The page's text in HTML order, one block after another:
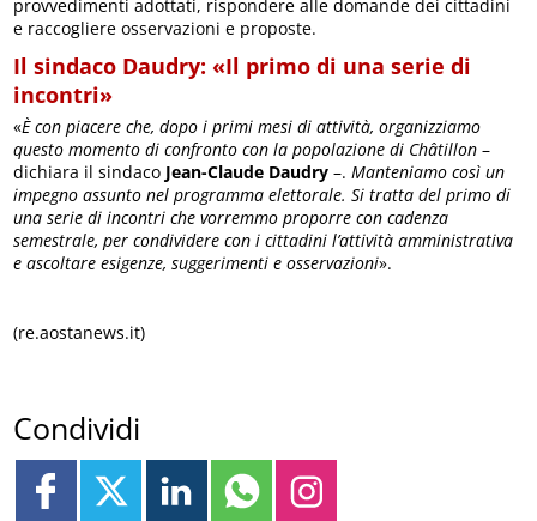
provvedimenti adottati, rispondere alle domande dei cittadini
e raccogliere osservazioni e proposte.
Il sindaco Daudry: «Il primo di una serie di
incontri»
«È con piacere che, dopo i primi mesi di attività, organizziamo
questo momento di confronto con la popolazione di Châtillon –
dichiara il sindaco Jean-Claude Daudry –.Manteniamo così un
impegno assunto nel programma elettorale. Si tratta del primo di
una serie di incontri che vorremmo proporre con cadenza
semestrale, per condividere con i cittadini l’attività amministrativa
e ascoltare esigenze, suggerimenti e osservazioni».
(re.aostanews.it)
Condividi